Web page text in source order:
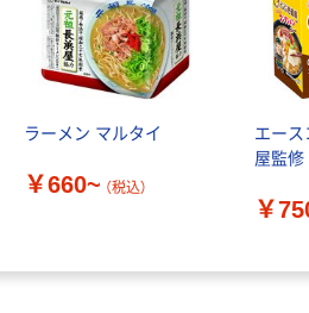
ラーメン マルタイ
￥660~ （税込）
エース
屋監修
￥